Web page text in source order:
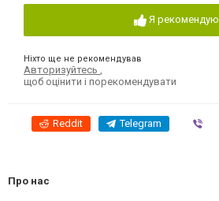
Я рекомендую
Ніхто ще не рекомендував
Авторизуйтесь
щоб оцінити і порекомендувати
Reddit Telegram
Про нас